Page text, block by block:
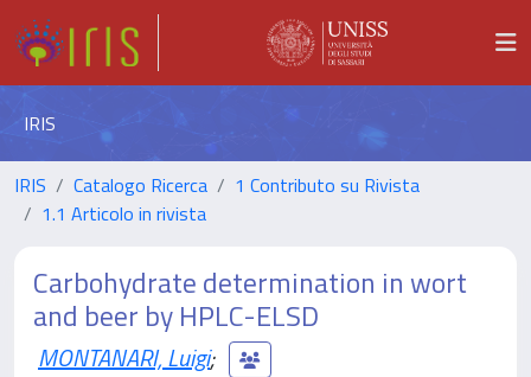
IRIS
IRIS Catalogo Ricerca
1 Contributo su Rivista
1.1 Articolo in rivista
Carbohydrate determination in wort
and beer by HPLC-ELSD
MONTANARI, Luigi;